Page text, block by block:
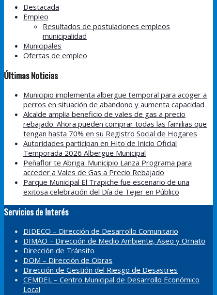
Destacada
Empleo
Resultados de postulaciones empleos
municipalidad
Municipales
Ofertas de empleo
Últimas Noticias
Municipio implementa albergue temporal para acoger a
perros en situación de abandono y aumenta capacidad
Alcalde amplia beneficio de vales de gas a precio
rebajado: Ahora pueden comprar todas las familias que
tengan hasta 70% en su Registro Social de Hogares
Autoridades participan en Hito de Inicio Oficial
Temporada 2026 Albergue Municipal
Peñaflor te Abriga: Municipio Lanza Programa para
acceder a Vales de Gas a Precio Rebajado
Parque Municipal El Trapiche fue escenario de una
exitosa celebración del Día de Tejer en Público
Servicios de Interés
DIDECO – Dirección de Desarrollo Comunitario
DIMAO – Dirección de Medio Ambiente, Aseo y Ornato
Dirección de Tránsito
DOM – Dirección de Obras
Dirección de Gestión del Riesgo de Desastres
CEMDEL – Centro Municipal de Desarrollo Económico
Local